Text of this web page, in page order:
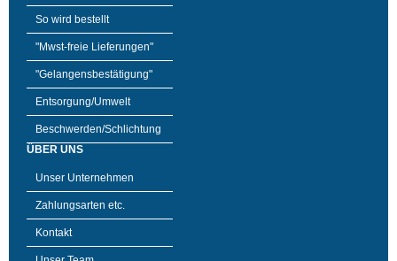
So wird bestellt
"Mwst-freie Lieferungen"
"Gelangensbestätigung"
Entsorgung/Umwelt
Beschwerden/Schlichtung
ÜBER UNS
Unser Unternehmen
Zahlungsarten etc.
Kontakt